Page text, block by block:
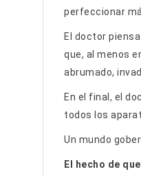
perfeccionar
El doctor
que, al menos
abrumado,
En el final, el
todos los
Un mundo
El hecho de